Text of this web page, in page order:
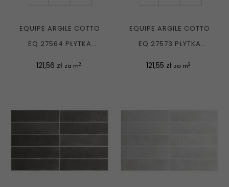
EQUIPE ARGILE COTTO
EQ 27564 PŁYTKA
Cena
121,56 zł za m2
EQUIPE ARGILE COTTO
EQ 27573 PŁYTKA
Cena
121,55 zł za m2